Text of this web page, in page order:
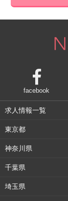
facebook
求人情報一覧
東京都
神奈川県
千葉県
埼玉県